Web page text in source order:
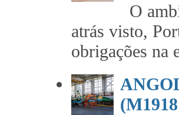
O
atrás visto,
obrigações na